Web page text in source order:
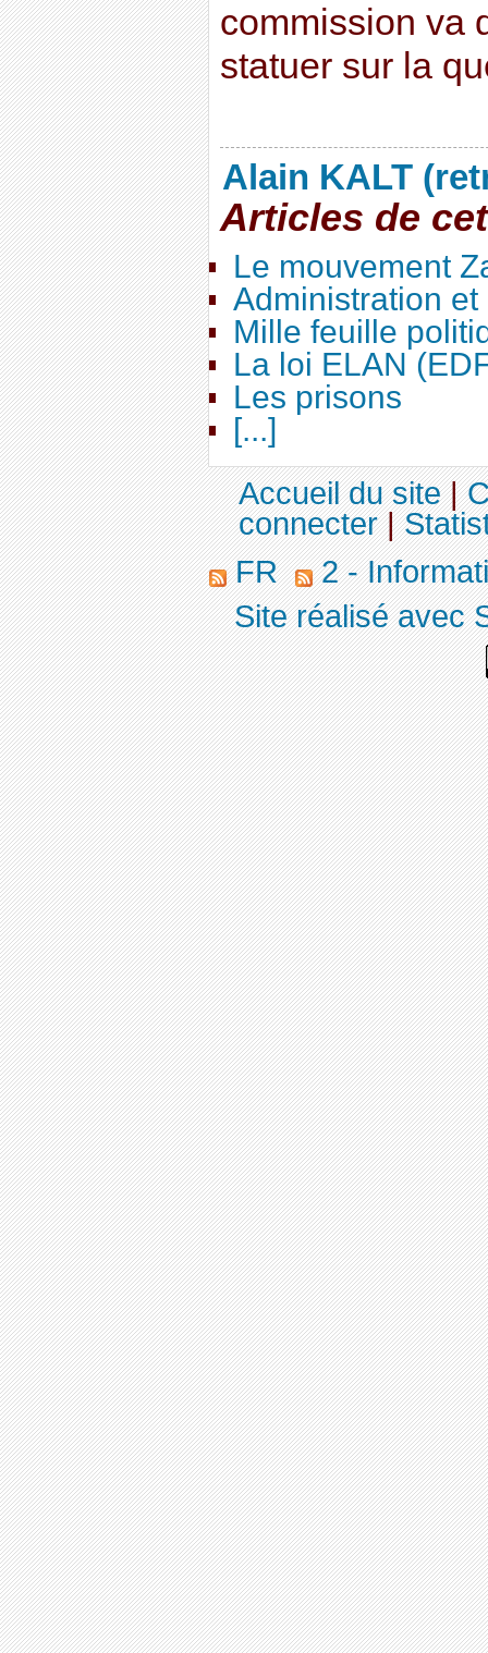
commission va
statuer sur la
Alain KALT
Articles de
Le mouvement
Administration
Mille feuille
La loi ELAN
Les prisons
[...]
Accueil du site|
connecter|
FR
2 -
Site réalisé avec